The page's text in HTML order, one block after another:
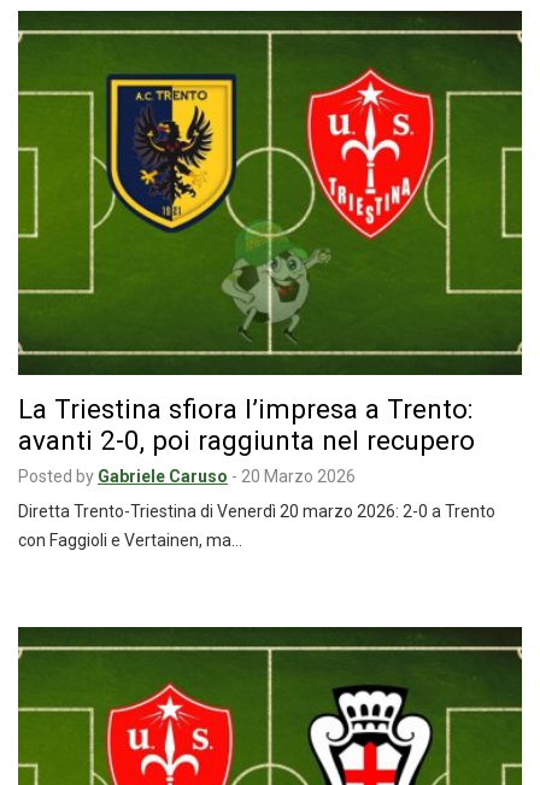
La Triestina sfiora l’impresa a Trento:
avanti 2-0, poi raggiunta nel recupero
Posted by Gabriele Caruso - 20 Marzo 2026
Diretta Trento-Triestina di Venerdì 20 marzo 2026: 2-0 a Trento
con Faggioli e Vertainen, ma…